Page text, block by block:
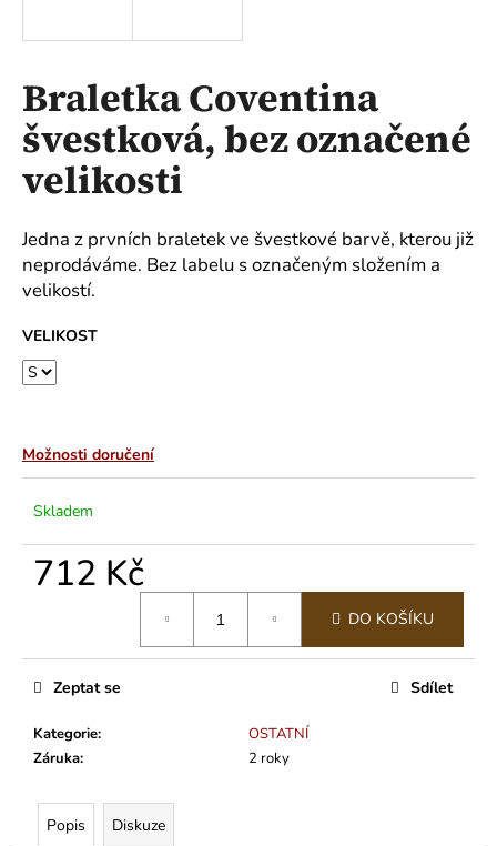
Braletka Coventina
švestková, bez označené
velikosti
Jedna z prvních braletek ve švestkové barvě, kterou již
neprodáváme. Bez labelu s označeným složením a
velikostí.
VELIKOST
Možnosti doručení
Skladem
712 Kč
DO KOŠÍKU
Kategorie:
OSTATNÍ
Záruka: 2 roky
Zeptat se Sdílet
Popis Diskuze
í
t
?
HLEDAT
D
o
r
u
u
j